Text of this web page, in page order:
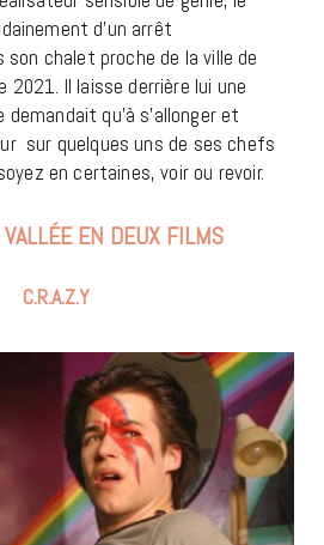
d’un arrêt
chalet proche de la ville de
2021. Il laisse derrière lui une
qu’à s’allonger et
sur quelques uns de ses chefs
en certaines, voir ou revoir.
EN DEUX FILMS
C.R.A.Z.Y